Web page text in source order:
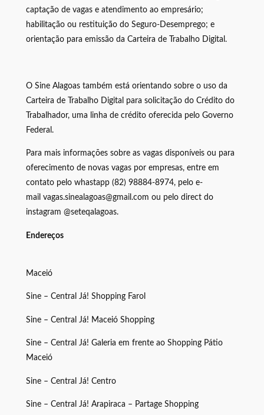
captação de vagas e atendimento ao empresário;
habilitação ou restituição do Seguro-Desemprego; e
orientação para emissão da Carteira de Trabalho Digital.
O Sine Alagoas também está orientando sobre o uso da
Carteira de Trabalho Digital para solicitação do Crédito do
Trabalhador, uma linha de crédito oferecida pelo Governo
Federal.
Para mais informações sobre as vagas disponíveis ou para
oferecimento de novas vagas por empresas, entre em
contato pelo whastapp (82) 98884-8974, pelo e-
mail vagas.sinealagoas@gmail.com ou pelo direct do
instagram @seteqalagoas.
Endereços
Maceió
Sine – Central Já! Shopping Farol
Sine – Central Já! Maceió Shopping
Sine – Central Já! Galeria em frente ao Shopping Pátio
Maceió
Sine – Central Já! Centro
Sine – Central Já! Arapiraca – Partage Shopping